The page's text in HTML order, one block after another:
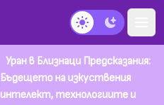
Тъмен режим
Уран в Близнаци Предсказания:
Бъдещето на изкуствения
интелект, технологиите и